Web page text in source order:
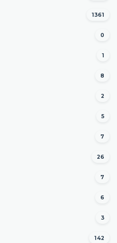
1361
0
1
8
2
5
7
26
7
6
3
142